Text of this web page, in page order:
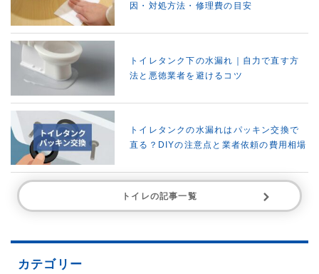
カテゴリー
因・対処方法・修理費の目安
トイレタンク下の水漏れ｜自力で直す方
法と悪徳業者を避けるコツ
トイレタンクの水漏れはパッキン交換で
直る？DIYの注意点と業者依頼の費用相場
トイレの記事一覧